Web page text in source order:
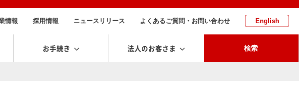
情報 採用情報 ニュースリリース よくあるご質問・お問い合わせ English
お手続き 法人のお客さま 検索